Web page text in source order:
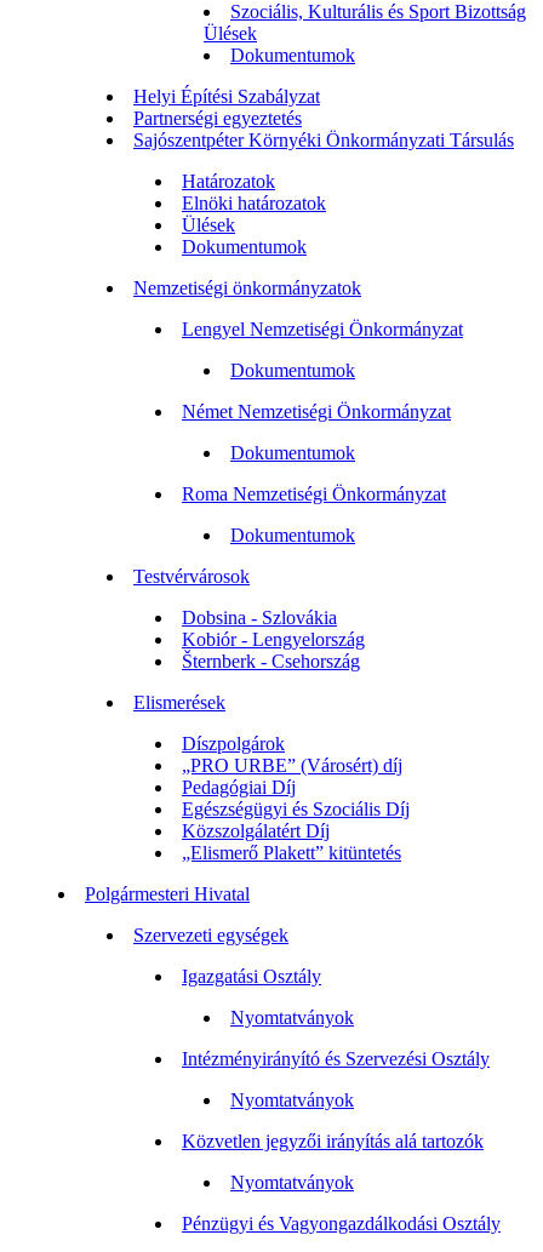
Szociális, Kulturális és Sport Bizottság
Ülések
Dokumentumok
Helyi Építési Szabályzat
Partnerségi egyeztetés
Sajószentpéter Környéki Önkormányzati Társulás
Határozatok
Elnöki határozatok
Ülések
Dokumentumok
Nemzetiségi önkormányzatok
Lengyel Nemzetiségi Önkormányzat
Dokumentumok
Német Nemzetiségi Önkormányzat
Dokumentumok
Roma Nemzetiségi Önkormányzat
Dokumentumok
Testvérvárosok
Dobsina - Szlovákia
Kobiór - Lengyelország
Šternberk - Csehország
Elismerések
Díszpolgárok
„PRO URBE” (Városért) díj
Pedagógiai Díj
Egészségügyi és Szociális Díj
Közszolgálatért Díj
„Elismerő Plakett” kitüntetés
Polgármesteri Hivatal
Szervezeti egységek
Igazgatási Osztály
Nyomtatványok
Intézményirányító és Szervezési Osztály
Nyomtatványok
Közvetlen jegyzői irányítás alá tartozók
Nyomtatványok
Pénzügyi és Vagyongazdálkodási Osztály